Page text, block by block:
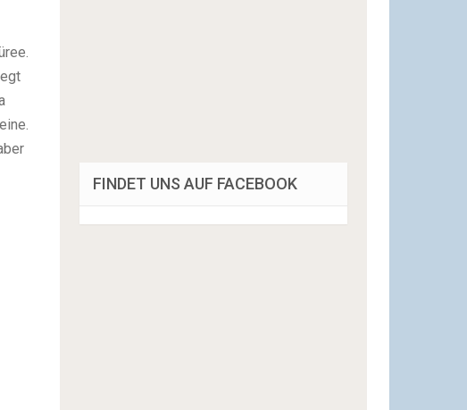
FINDET UNS AUF FACEBOOK